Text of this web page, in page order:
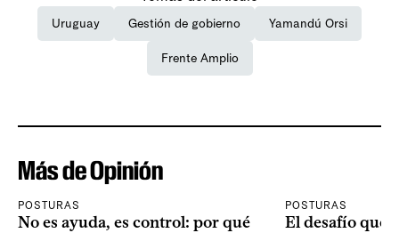
Uruguay Gestión de gobierno Yamandú Orsi
Frente Amplio
Más de Opinión
POSTURAS
No es ayuda, es control: por qué
POSTURAS
El desafío que